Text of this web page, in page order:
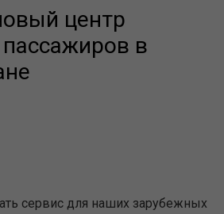
центр
в
сервис для наших зарубежных